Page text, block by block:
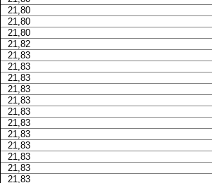
21,80
21,80
21,80
21,82
21,83
21,83
21,83
21,83
21,83
21,83
21,83
21,83
21,83
21,83
21,83
21,83